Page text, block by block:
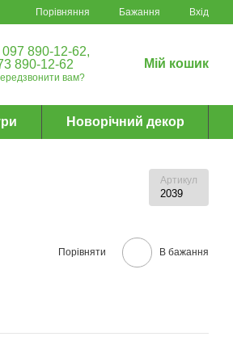
Порівняння Бажання Вхід
097 890-12-62,
890-12-62
вам?
Мій кошик
Новорічний декор
Артикул
2039
Порівняти В бажання